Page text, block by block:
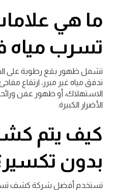
ما هي
تسرب مياه
تشمل ظهور بقع رطوبة على
تدفق مياه غير مبرر، ارتفاع
الاستهلاك، أو ظهور عفن
الأضرار الكبيرة.
كيف يتم
بدون
تستخدم أفضل شركة كشف